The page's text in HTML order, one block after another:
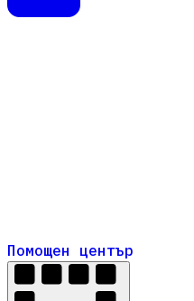
Помощен център
Помощен център